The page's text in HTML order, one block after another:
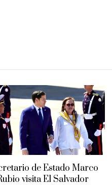
de Estado Marco
visita El Salvador